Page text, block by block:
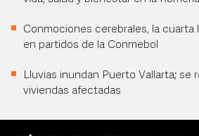
Conmociones cerebrales, la
en partidos de la Conmebol
Lluvias inundan Puerto Vallarta; se
viviendas afectadas